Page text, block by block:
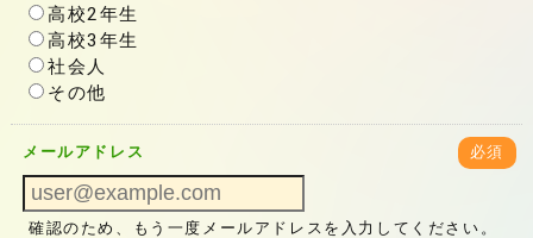
高校2年生
高校3年生
社会人
その他
メールアドレス 必須
確認のため、もう一度メールアドレスを入力してください。